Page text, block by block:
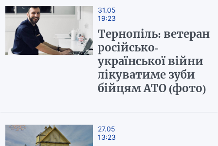
31.05
19:23
Тернопіль: ветеран
російсько-
української війни
лікуватиме зуби
бійцям АТО (фото)
27.05
13:23